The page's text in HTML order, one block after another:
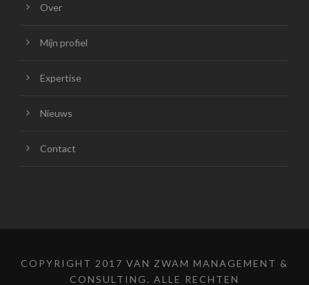
Over
Mijn profiel
Expertise
Nieuws
Contact
COPYRIGHT 2017 VAN ZWAM MANAGEMENT &
CONSULTING. ALLE RECHTEN